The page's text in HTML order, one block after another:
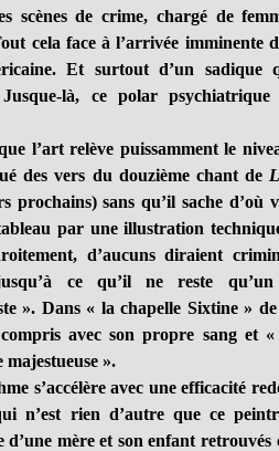
scènes de crime, chargé de
cela face à l’arrivée imminente
Et surtout d’un sadique
là, ce polar
l’art relève puissamment le
des vers du douzième chant de
prochains) sans qu’il sache d’où
par une illustration
d’aucuns diraient
ce qu’il ne reste
». Dans « la chapelle Sixtine »
avec son propre sang et
majestueuse ».
s’accélère avec une efficacité
n’est rien d’autre que ce
d’une mère et son enfant retrouvés